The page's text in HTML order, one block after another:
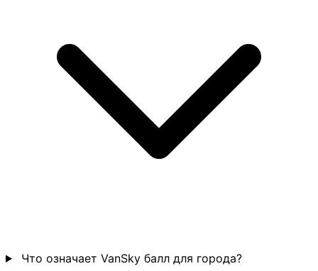
Что означает VanSky балл для города?